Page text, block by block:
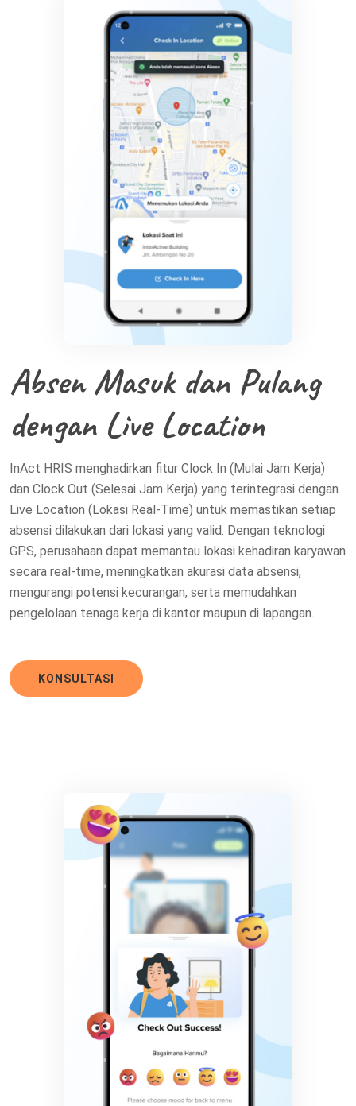
Absen Masuk dan Pulang
dengan Live Location
InAct HRIS menghadirkan fitur Clock In (Mulai Jam Kerja)
dan Clock Out (Selesai Jam Kerja) yang terintegrasi dengan
Live Location (Lokasi Real-Time) untuk memastikan setiap
absensi dilakukan dari lokasi yang valid. Dengan teknologi
GPS, perusahaan dapat memantau lokasi kehadiran karyawan
secara real-time, meningkatkan akurasi data absensi,
mengurangi potensi kecurangan, serta memudahkan
pengelolaan tenaga kerja di kantor maupun di lapangan.
KONSULTASI